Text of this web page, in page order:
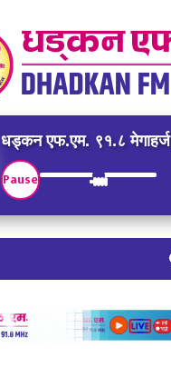
धड्कन एफ.एम. ९१.८ मेगाहर्ज
Pause